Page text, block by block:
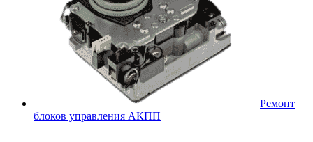
Ремонт
блоков управления АКПП